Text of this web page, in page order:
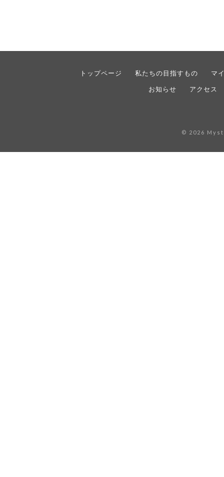
トップページ 私たちの目指すもの
マ
お知らせ
アクセス
© 2026